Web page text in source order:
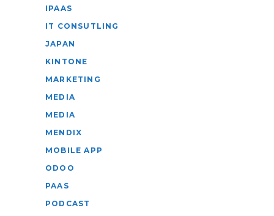
IPAAS
IT CONSUTLING
JAPAN
KINTONE
MARKETING
MEDIA
MEDIA
MENDIX
MOBILE APP
ODOO
PAAS
PODCAST